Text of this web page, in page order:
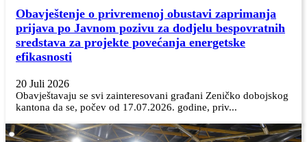
Obavještenje o privremenoj obustavi zaprimanja
prijava po Javnom pozivu za dodjelu bespovratnih
sredstava za projekte povećanja energetske
efikasnosti
20 Juli 2026
Obavještavaju se svi zainteresovani građani Zeničko dobojskog
kantona da se, počev od 17.07.2026. godine, priv...